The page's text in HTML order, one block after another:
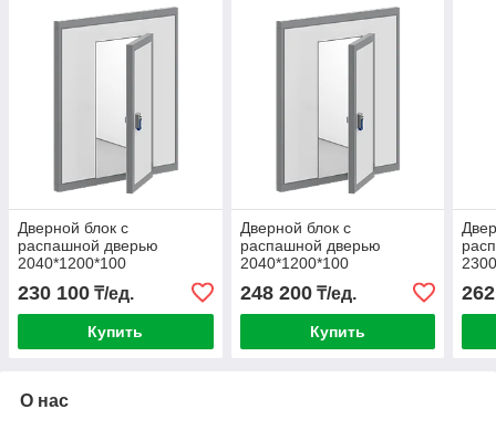
Дверной блок с
распашной дверью
2040*1200*100
(св.пр.1850*800)
(954x2000 мм.)
230 100 ₸/ед.
Купить
Дверной блок с
распашной дверью
2040*1200*100
(св.пр.1930*900)
(1054x2080 мм.)
248 200₸/ед.
Купить
О нас